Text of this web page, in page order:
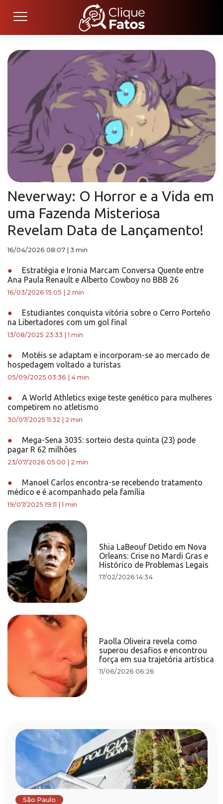
Neverway: O Horror e a Vida em
uma Fazenda Misteriosa
Revelam Data de Lançamento!
16/04/2026 08:07 3 min
●
Estratégia e Ironia Marcam Conversa Quente entre
Ana Paula Renault e Alberto Cowboy no BBB 26
16/03/2026 15:05 2 min
●
Estudiantes conquista vitória sobre o Cerro Porteño
na Libertadores com um gol final
13/08/2025 23:33 |1 min
●
Motéis se adaptam e incorporam-se ao mercado de
hospedagem voltado a turistas
05/09/2025 03:36 4 min
●
A World Athletics exige teste genético para mulheres
competirem no atletismo
30/07/2025 11:32 2 min
●
Mega-Sena 3035: sorteio desta quinta (23) pode
pagar R 62 milhões
23/07/2026 05:00 2 min
●
Manoel Carlos encontra-se recebendo tratamento
médico e é acompanhado pela família
19/07/2025 19:11 |1 min
Shia LaBeouf Detido em Nova
Orleans: Crise no Mardi Gras e
Histórico de Problemas Legais
17/02/2026 14:34
Paolla Oliveira revela como
superou desafios e encontrou
força em sua trajetória artística
11/06/2026 06:26
São Paulo